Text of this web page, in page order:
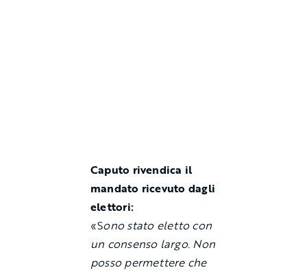
Caputo rivendica il
mandato ricevuto dagli
elettori:
«Sono stato eletto con
un consenso largo. Non
posso permettere che